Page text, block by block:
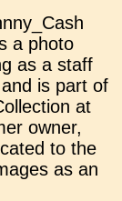
a photo
as a staff
is part of
at
owner,
to the
as an